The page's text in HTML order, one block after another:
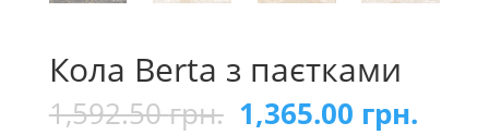
Кола Berta з паєтками
1,592.50грн. 1,365.00 грн.